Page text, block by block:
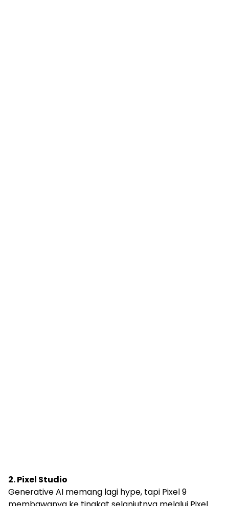
2. Pixel Studio
Generative AI memang lagi hype, tapi Pixel 9